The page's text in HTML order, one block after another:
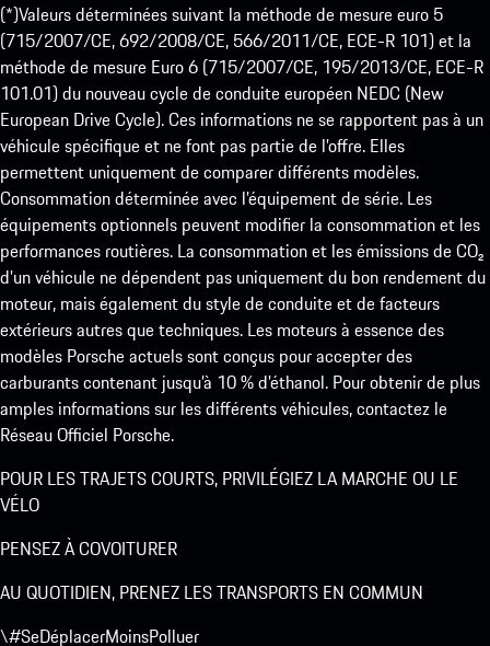
(*)Valeurs déterminées suivant la méthode de mesure euro 5
(715/2007/CE, 692/2008/CE, 566/2011/CE, ECE-R 101) et la
méthode de mesure Euro 6 (715/2007/CE, 195/2013/CE, ECE-R
101.01) du nouveau cycle de conduite européen NEDC (New
European Drive Cycle). Ces informations ne se rapportent pas à un
véhicule spécifique et ne font pas partie de l’offre. Elles
permettent uniquement de comparer différents modèles.
Consommation déterminée avec l’équipement de série. Les
équipements optionnels peuvent modifier la consommation et les
performances routières. La consommation et les émissions de CO₂
d’un véhicule ne dépendent pas uniquement du bon rendement du
moteur, mais également du style de conduite et de facteurs
extérieurs autres que techniques. Les moteurs à essence des
modèles Porsche actuels sont conçus pour accepter des
carburants contenant jusqu’à 10 % d’éthanol. Pour obtenir de plus
amples informations sur les différents véhicules, contactez le
Réseau Officiel Porsche.
POUR LES TRAJETS COURTS, PRIVILÉGIEZ LA MARCHE OU LE
VÉLO
PENSEZ À COVOITURER
AU QUOTIDIEN, PRENEZ LES TRANSPORTS EN COMMUN
\#SeDéplacerMoinsPolluer